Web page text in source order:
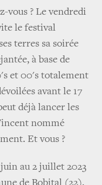
vous ? Le vendredi
le festival
terres sa soirée
à base de
et 00's totalement
avant le 17
déjà lancer les
nommé
Et vous ?
au 2 juillet 2023